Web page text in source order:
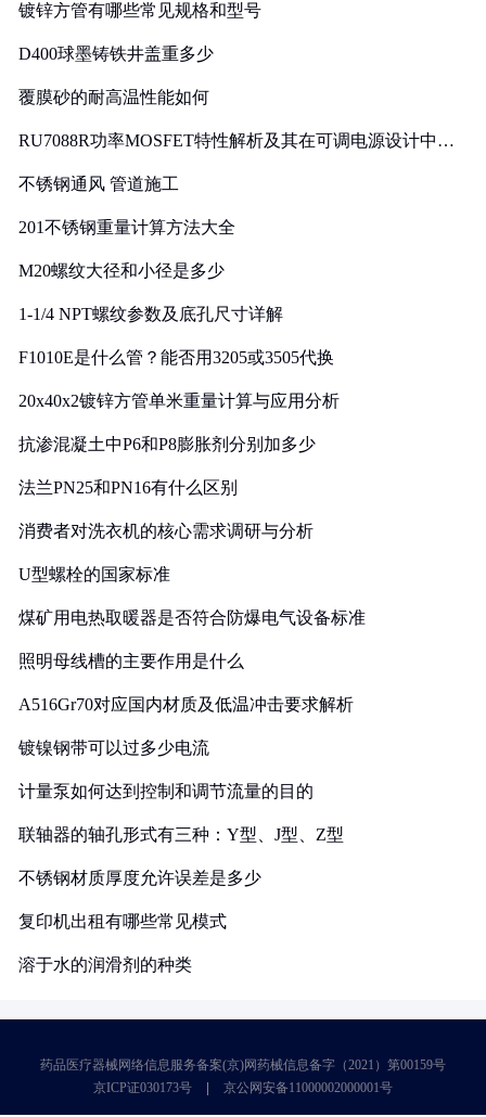
镀锌方管有哪些常见规格和型号
D400球墨铸铁井盖重多少
覆膜砂的耐高温性能如何
RU7088R功率MOSFET特性解析及其在可调电源设计中的
不锈钢通风 管道施工
201不锈钢重量计算方法大全
M20螺纹大径和小径是多少
1-1/4 NPT螺纹参数及底孔尺寸详解
F1010E是什么管？能否用3205或3505代换
20x40x2镀锌方管单米重量计算与应用分析
抗渗混凝土中P6和P8膨胀剂分别加多少
法兰PN25和PN16有什么区别
消费者对洗衣机的核心需求调研与分析
U型螺栓的国家标准
煤矿用电热取暖器是否符合防爆电气设备标准
照明母线槽的主要作用是什么
A516Gr70对应国内材质及低温冲击要求解析
镀镍钢带可以过多少电流
计量泵如何达到控制和调节流量的目的
联轴器的轴孔形式有三种：Y型、J型、Z型
不锈钢材质厚度允许误差是多少
复印机出租有哪些常见模式
溶于水的润滑剂的种类
药品医疗器械网络信息服务备案(京)网药械信息备字（2021）第00159号
京ICP证030173号
京公网安备11000002000001号